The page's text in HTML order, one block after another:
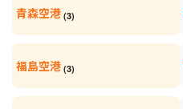
青森空港 (3)
福島空港 (3)